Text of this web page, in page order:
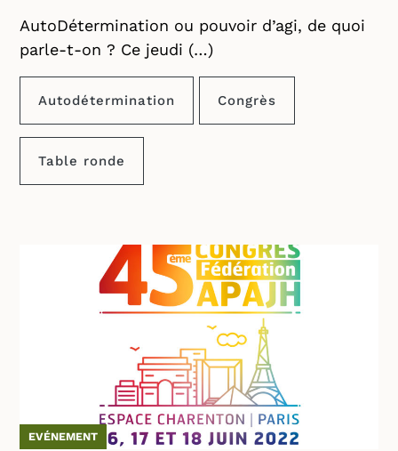
AutoDétermination ou pouvoir d’agi, de quoi
parle-t-on ? Ce jeudi (…)
Autodétermination Congrès
Table ronde
EVÉNEMENT